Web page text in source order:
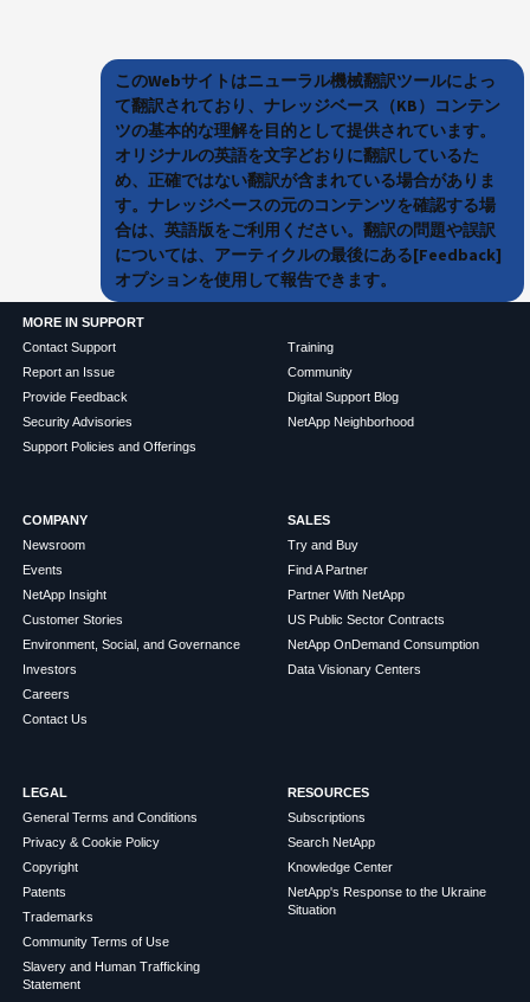
このWebサイトはニューラル機械翻訳ツールによっ
て翻訳されており、ナレッジベース（KB）コンテン
ツの基本的な理解を目的として提供されています。
オリジナルの英語を文字どおりに翻訳しているた
め、正確ではない翻訳が含まれている場合がありま
す。ナレッジベースの元のコンテンツを確認する場
合は、英語版をご利用ください。翻訳の問題や誤訳
については、アーティクルの最後にある[Feedback]
オプションを使用して報告できます。
MORE IN SUPPORT
Contact Support
Report an Issue
Provide Feedback
Security Advisories
Support Policies and Offerings
Training
Community
Digital Support Blog
NetApp Neighborhood
COMPANY
Newsroom
Events
NetApp Insight
Customer Stories
Environment, Social, and Governance
Investors
Careers
Contact Us
SALES
Try and Buy
Find A Partner
Partner With NetApp
US Public Sector Contracts
NetApp OnDemand Consumption
Data Visionary Centers
LEGAL
General Terms and Conditions
Privacy & Cookie Policy
Copyright
Patents
Trademarks
Community Terms of Use
Slavery and Human Trafficking
Statement
RESOURCES
Subscriptions
Search NetApp
Knowledge Center
NetApp's Response to the Ukraine
Situation